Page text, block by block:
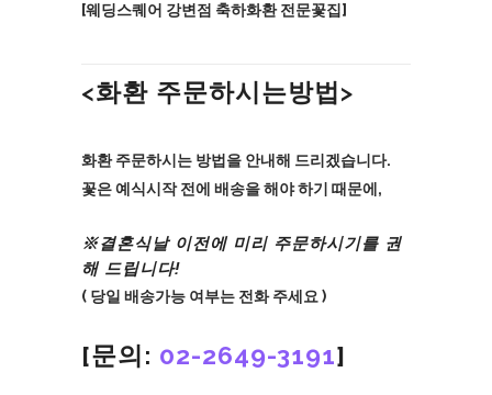
[웨딩스퀘어 강변점 축하화환 전문꽃집]
<화환 주문하시는방법>
화환 주문하시는 방법을 안내해 드리겠습니다.
꽃은 예식시작 전에 배송을 해야 하기 때문에,
※결혼식날 이전에 미리 주문하시기를 권
해 드립니다!
( 당일 배송가능 여부는 전화 주세요 )
[문의: 02-2649-3191]